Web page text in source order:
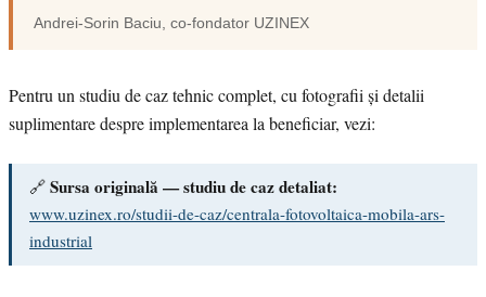
Andrei-Sorin Baciu, co-fondator UZINEX
Pentru un studiu de caz tehnic complet, cu fotografii și detalii
suplimentare despre implementarea la beneficiar, vezi:
🔗 Sursa originală — studiu de caz detaliat:
www.uzinex.ro/studii-de-caz/centrala-fotovoltaica-mobila-ars-
industrial